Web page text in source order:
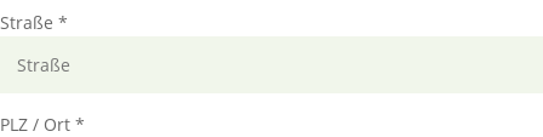
Straße *
PLZ / Ort *